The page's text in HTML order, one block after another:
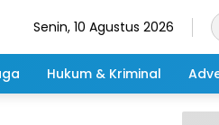
Senin, 10 Agustus 2026
Hukum & Kriminal